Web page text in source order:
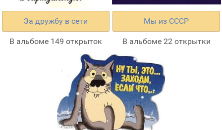
За дружбу в сети
В альбоме 149 открыток
Мы из СССР
В альбоме 22 открытки